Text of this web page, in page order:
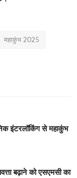
महाकुंभ 2025
इंटरलॉकिंग से महाकुंभ
बढ़ाने को एसएमसी का